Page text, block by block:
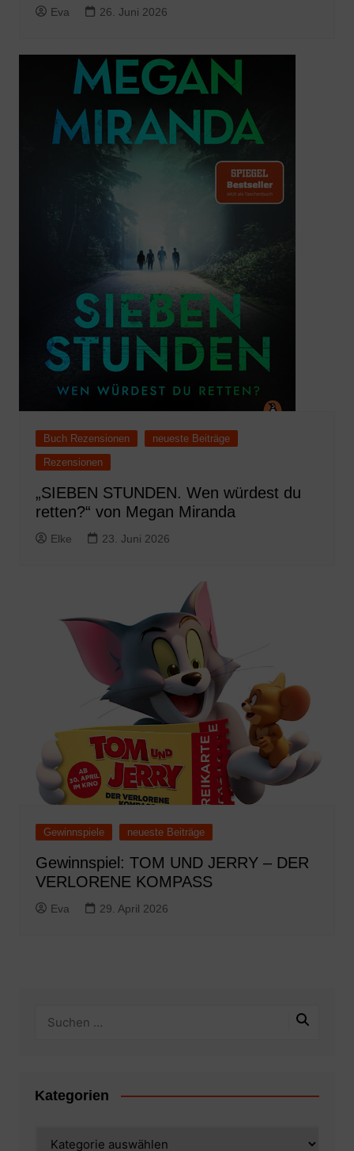
Eva 26. Juni 2026
Buch Rezensionen
neueste Beiträge
Rezensionen
„SIEBEN STUNDEN. Wen würdest du
retten?“ von Megan Miranda
Elke 23. Juni 2026
Gewinnspiele neueste Beiträge
Gewinnspiel: TOM UND JERRY – DER
VERLORENE KOMPASS
Eva 29. April 2026
Kategorien